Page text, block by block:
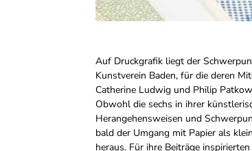
Auf Druckgrafik liegt der
Kunstverein Baden, für die deren
Catherine Ludwig und Philip
Obwohl die sechs in ihrer
Herangehensweisen und
bald der Umgang mit Papier als
heraus. Für ihre Beiträge